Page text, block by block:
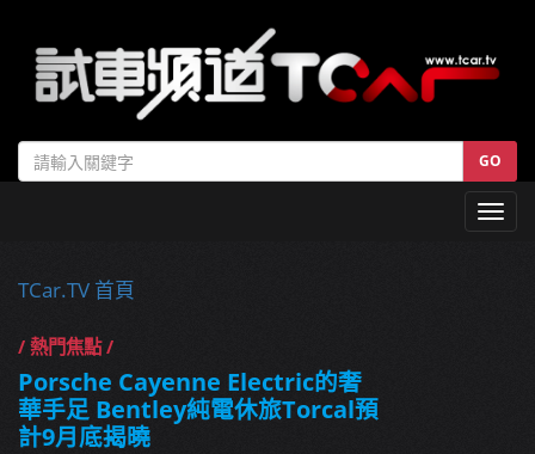
GO
TCar.TV 首頁
/ 熱門焦點 /
Porsche Cayenne Electric的奢
華手足 Bentley純電休旅Torcal預
計9月底揭曉